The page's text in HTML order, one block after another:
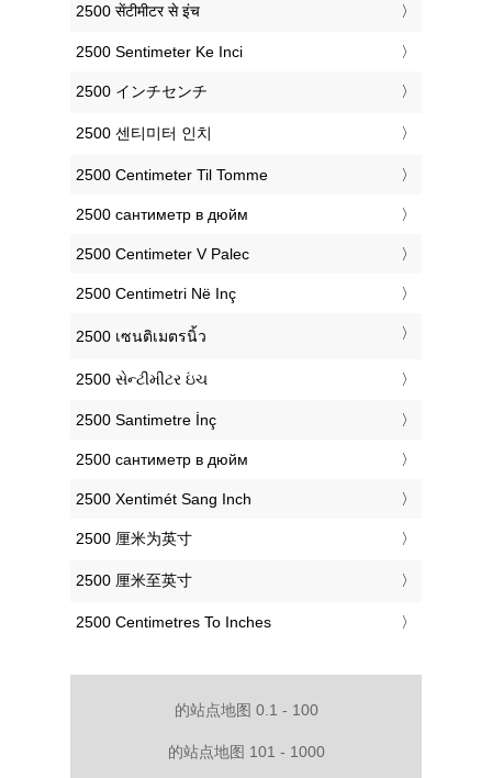
‎2500 सेंटीमीटर से इंच
‎2500 Sentimeter Ke Inci
‎2500 インチセンチ
‎2500 센티미터 인치
‎2500 Centimeter Til Tomme
‎2500 сантиметр в дюйм
‎2500 Centimeter V Palec
‎2500 Centimetri Në Inç
‎2500 เซนติเมตรนิ้ว
‎2500 સેન્ટીમીટર ઇંચ
‎2500 Santimetre İnç
‎2500 сантиметр в дюйм
‎2500 Xentimét Sang Inch
‎2500 厘米为英寸
‎2500 厘米至英寸
‎2500 Centimetres To Inches
的站点地图 0.1 - 100
的站点地图 101 - 1000